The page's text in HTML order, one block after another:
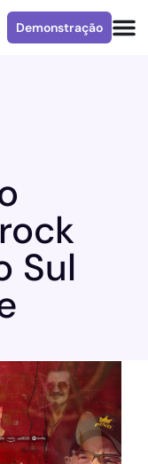
Demonstração
Sul